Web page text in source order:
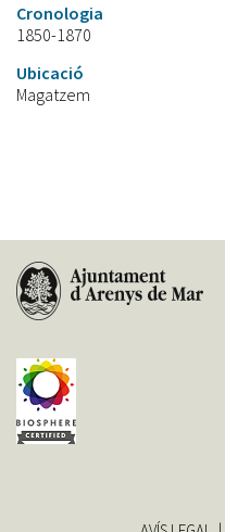
Cronologia
1850-1870
Ubicació
Magatzem